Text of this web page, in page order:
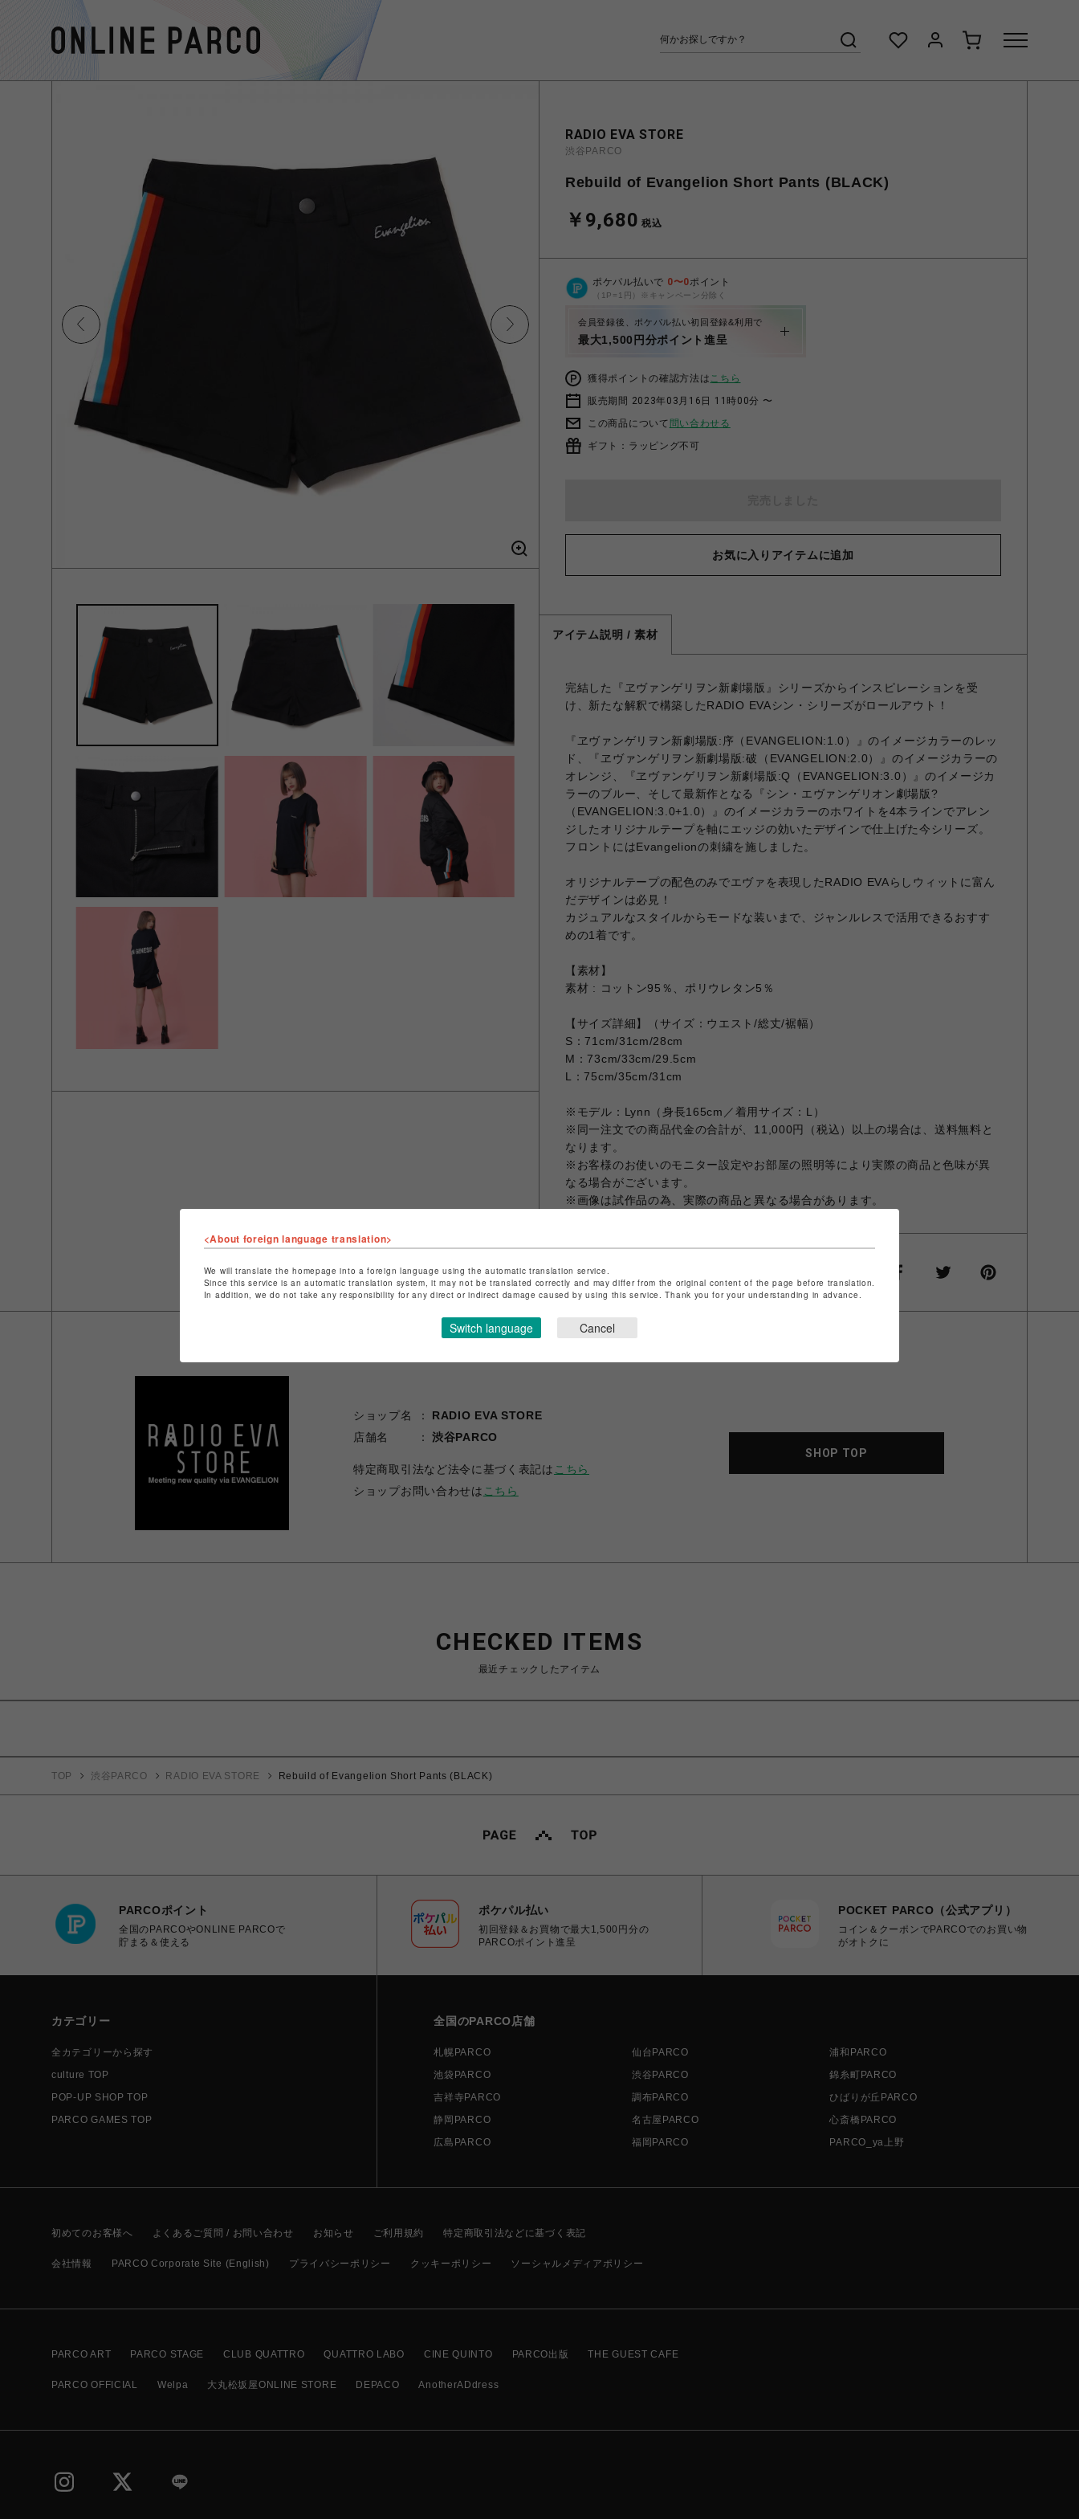
RADIO EVA STORE
渋谷PARCO
Rebuild of Evangelion Short Pants (BLACK)
￥9,680 税込
ポケパル払いで 0〜0ポイント
（1P=1円）※キャンペーン分除く
会員登録後、ポケパル払い初回登録&利用で
最大1,500円分ポイント進呈
獲得ポイントの確認方法はこちら
販売期間 2023年03月16日 11時00分 〜
この商品について 問い合わせる
ギフト：ラッピング不可
お気に入りアイテムに追加
アイテム説明 / 素材
完結した『ヱヴァンゲリヲン新劇場版』シリーズからインスピレーションを受
け、新たな解釈で構築したRADIO EVAシン・シリーズがロールアウト！
『ヱヴァンゲリヲン新劇場版:序（EVANGELION:1.0）』のイメージカラーのレッ
ド、『ヱヴァンゲリヲン新劇場版:破（EVANGELION:2.0）』のイメージカラーの
オレンジ、『ヱヴァンゲリヲン新劇場版:Q（EVANGELION:3.0）』のイメージカ
ラーのブルー、そして最新作となる『シン・エヴァンゲリオン劇場版?
（EVANGELION:3.0+1.0）』のイメージカラーのホワイトを4本ラインでアレン
ジしたオリジナルテープを軸にエッジの効いたデザインで仕上げた今シリーズ。
フロントにはEvangelionの刺繍を施しました。
オリジナルテープの配色のみでエヴァを表現したRADIO EVAらしウィットに富ん
だデザインは必見！
カジュアルなスタイルからモードな装いまで、ジャンルレスで活用できるおすす
めの1着です。
【素材】
素材 : コットン95％、ポリウレタン5％
【サイズ詳細】（サイズ：ウエスト/総丈/裾幅）
S：71cm/31cm/28cm
M：73cm/33cm/29.5cm
L：75cm/35cm/31cm
※モデル：Lynn（身長165cm／着用サイズ：L）
※同一注文での商品代金の合計が、11,000円（税込）以上の場合は、送料無料と
なります。
※お客様のお使いのモニター設定やお部屋の照明等により実際の商品と色味が異
なる場合がございます。
※画像は試作品の為、実際の商品と異なる場合があります。
シェアする
ショップ名
RADIO EVA STORE
店舗名
渋谷PARCO
特定商取引法など法令に基づく表記は こちら
ショップお問い合わせは こちら
SHOP TOP
CHECKED ITEMS
最近チェックしたアイテム
TOP 渋谷PARCO RADIO EVA STORE Rebuild of Evangelion Short Pants (BLACK)
PARCOポイント
全国のPARCOやONLINE PARCOで
貯まる＆使える
ポケパル払い
初回登録＆お買物で最大1,500円分の
PARCOポイント進呈
POCKET PARCO（公式アプリ）
コイン＆クーポンでPARCOでのお買い物
がオトクに
カテゴリー
全カテゴリーから探す
culture TOP
POP-UP SHOP TOP
PARCO GAMES TOP
全国のPARCO店舗
札幌PARCO 仙台PARCO
浦和PARCO
池袋PARCO
渋谷PARCO
錦糸町PARCO
吉祥寺PARCO
調布PARCO
ひばりが丘PARCO
静岡PARCO
名古屋PARCO
心斎橋PARCO
広島PARCO
福岡PARCO PARCO_ya上野
初めてのお客様へ よくあるご質問 / お問い合わせ お知らせ ご利用規約 特定商取引法などに基づく表記
会社情報 PARCO Corporate Site (English) プライバシーポリシー クッキーポリシー ソーシャルメディアポリシー
PARCO ART PARCO STAGE CLUB QUATTRO QUATTRO LABO CINE QUINTO PARCO出版 THE GUEST CAFE
PARCO OFFICIAL Welpa 大丸松坂屋ONLINE STORE DEPACO AnotherADdress
<About foreign language translation>
We will translate the homepage into a foreign language using the automatic translation service.
Since this service is an automatic translation system, it may not be translated correctly and may differ from the original content of the page before translation.
In addition, we do not take any responsibility for any direct or indirect damage caused by using this service. Thank you for your understanding in advance.
Switch language Cancel